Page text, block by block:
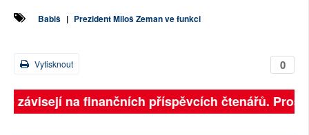
Babiš | Prezident Miloš Zeman ve funkci
0
Vytisknout
závisejí na finančních příspěvcích čtenářů.